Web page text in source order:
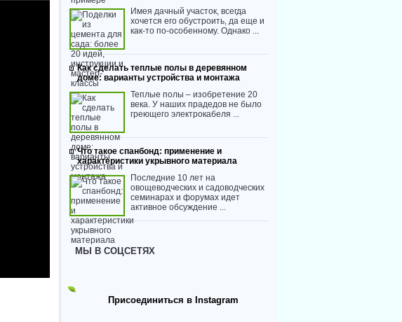
Имея дачный участок, всегда
хочется его обустроить, да еще и
как-то по-особенному. Однако ...
Как сделать теплые полы в деревянном
доме: варианты устройства и монтажа
Теплые полы – изобретение 20
века. У наших прадедов не было
греющего электрокабеля ...
Что такое спанбонд: применение и
характеристики укрывного материала
Последние 10 лет на
овощеводческих и садоводческих
семинарах и форумах идет
активное обсуждение ...
МЫ В СОЦСЕТЯХ
Присоединиться в Instagram